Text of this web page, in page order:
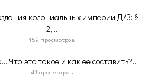
колониальных империй Д/З: §
2,...
159 просмотров
Что это такое и как ее составить?...
41 просмотров